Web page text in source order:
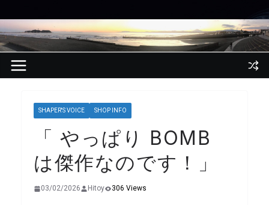
ッ
プ
SHAPER'S VOICE SHOP INFO
「 やっぱり BOMB
は傑作なのです！」
03/02/2026 Hitoy 306 Views